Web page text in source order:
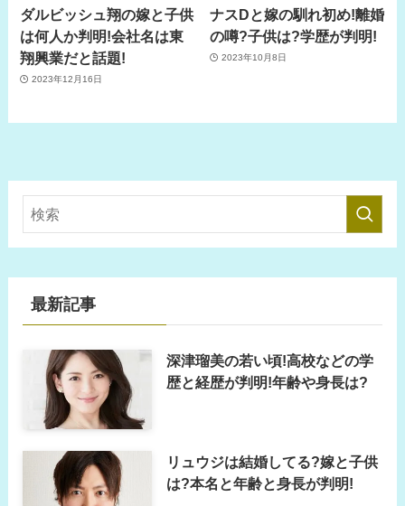
ダルビッシュ翔の嫁と子供
は何人か判明!会社名は東
翔興業だと話題!
2023年12月16日
ナスDと嫁の馴れ初め!離婚
の噂?子供は?学歴が判明!
2023年10月8日
最新記事
深津瑠美の若い頃!高校などの学
歴と経歴が判明!年齢や身長は?
リュウジは結婚してる?嫁と子供
は?本名と年齢と身長が判明!